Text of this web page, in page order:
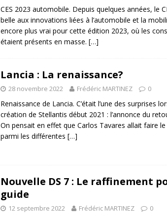
CES 2023 automobile. Depuis quelques années, le
belle aux innovations liées à l’automobile et la
encore plus vrai pour cette édition 2023, où les
étaient présents en masse. […]
Lancia : La renaissance?
28 novembre 2022 Frédéric MARTINEZ 0
Renaissance de Lancia. C’était l’une des surprises
création de Stellantis début 2021 : l’annonce du
On pensait en effet que Carlos Tavares allait faire
parmi les différentes […]
Nouvelle DS 7 : Le raffinement
guide
12 septembre 2022 Frédéric MARTINEZ 0